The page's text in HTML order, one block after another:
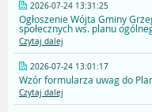
2026-07-24 13:31:25
Ogłoszenie Wójta Gminy
społecznych ws. planu
Czytaj dalej
2026-07-24 13:01:17
Wzór formularza uwag do
Czytaj dalej